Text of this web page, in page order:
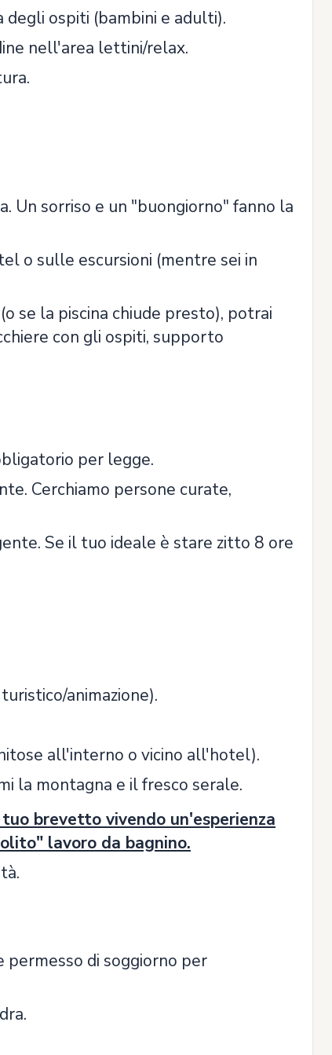
degli ospiti (bambini e adulti).
nell'area lettini/relax.
Un sorriso e un "buongiorno" fanno la
o sulle escursioni (mentre sei in
se la piscina chiude presto), potrai
con gli ospiti, supporto
per legge.
Cerchiamo persone curate,
Se il tuo ideale è stare zitto 8 ore
animazione).
all'interno o vicino all'hotel).
la montagna e il fresco serale.
brevetto vivendo un'esperienza
lavoro da bagnino.
permesso di soggiorno per